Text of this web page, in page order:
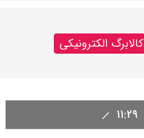
کالابرگ الکترونیکی